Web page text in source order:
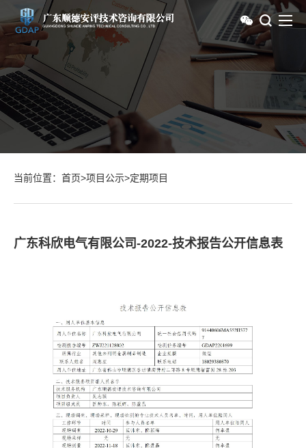
当前位置： 首页>项目公示>定期项目
广东科欣电气有限公司-2022-技术报告公开信息表